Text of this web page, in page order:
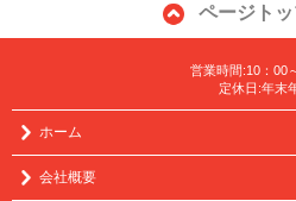
ページト
営業時間:10：00
定休日:年末
ホーム
会社概要